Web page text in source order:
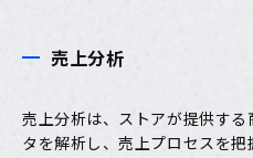
売上分析
売上分析は、ストアが提供す
タを解析し、売上プロセスを